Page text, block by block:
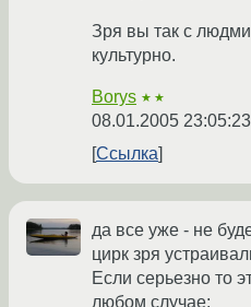
Зря вы так с
культурно.
Borys ★★
08.01.2005
Ссылка
да все уже - не
цирк зря
Если серьезно то
любом случае;